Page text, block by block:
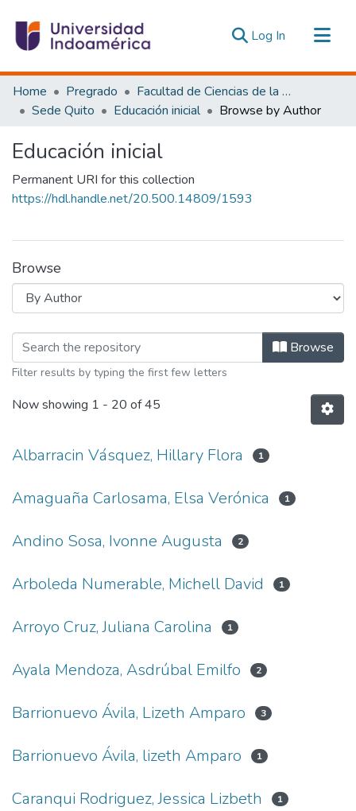
Log In (current)
Communities & Collections
All of DSpace
Home Pregrado
Facultad de Ciencias de la Educación, De la Educación y Desarrollo Social
Sede Quito
Educación inicial Browse by Author
Educación inicial
Permanent URI for this collection
https://hdl.handle.net/20.500.14809/1593
Browse
Browsing Educación inicial by Author
Browse
Filter results by typing the first few letters
Now showing 1 - 20 of 45
Albarracin Vásquez, Hillary Flora 1
Amaguaña Carlosama, Elsa Verónica 1
Andino Sosa, Ivonne Augusta 2
Arboleda Numerable, Michell David 1
Arroyo Cruz, Juliana Carolina 1
Ayala Mendoza, Asdrúbal Emilfo 2
Barrionuevo Ávila, Lizeth Amparo 3
Barrionuevo Ávila, lizeth Amparo 1
Caranqui Rodriguez, Jessica Lizbeth 1